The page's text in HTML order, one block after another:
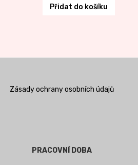
price
Přidat do košíku
Zásady ochrany osobních údajů
PRACOVNÍ DOBA